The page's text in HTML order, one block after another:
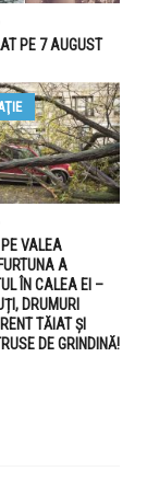
PE 7 AUGUST
VALEA
A
ÎN CALEA EI –
DRUMURI
TĂIAT ȘI
DE GRINDINĂ!